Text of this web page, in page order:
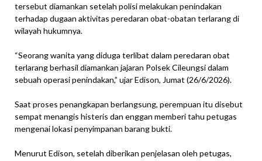
tersebut diamankan setelah polisi melakukan penindakan
terhadap dugaan aktivitas peredaran obat-obatan terlarang di
wilayah hukumnya.
“Seorang wanita yang diduga terlibat dalam peredaran obat
terlarang berhasil diamankan jajaran Polsek Cileungsi dalam
sebuah operasi penindakan,” ujar Edison, Jumat (26/6/2026).
Saat proses penangkapan berlangsung, perempuan itu disebut
sempat menangis histeris dan enggan memberi tahu petugas
mengenai lokasi penyimpanan barang bukti.
Menurut Edison, setelah diberikan penjelasan oleh petugas,